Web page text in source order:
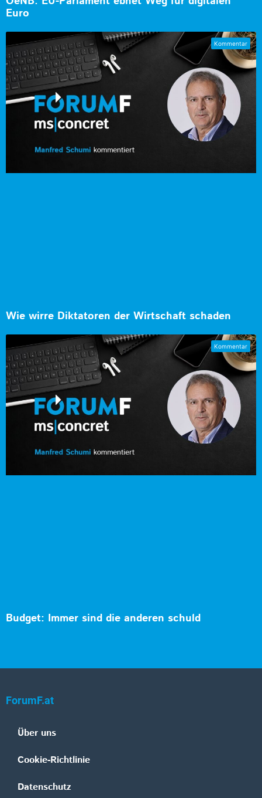
Euro
Wie wirre Diktatoren der Wirtschaft schaden
Budget: Immer sind die anderen schuld
ForumF.at
Über uns
Cookie-Richtlinie
Datenschutz